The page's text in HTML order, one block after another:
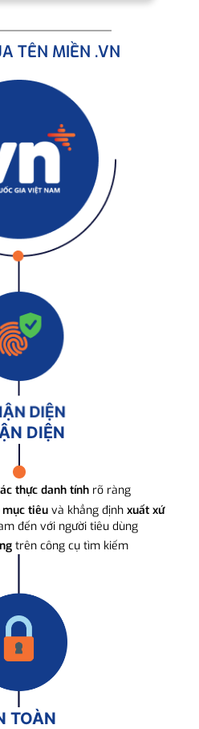
TÊN MIỀN .VN
DIỆN
thực danh tính rõ ràng
tiêuvà khẳng định xuất xứ
đến với người tiêu dùng
trên công cụ tìm kiếm
TOÀN